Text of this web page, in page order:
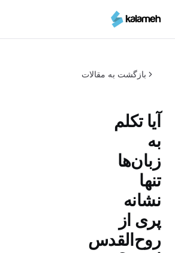
محتوای
بازگشت به مقالات
آیا تکلم
به
زبان‌ها
تنها
نشانه
پری از
روح‌القدس